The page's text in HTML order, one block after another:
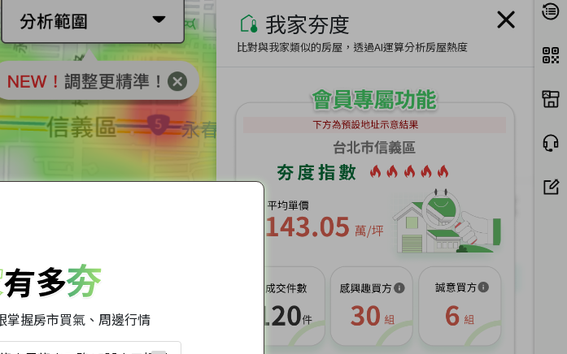
掌握房市買氣、周邊行情
我家夯度
比對與我家類似的房屋，透過AI運算分析房屋熱度